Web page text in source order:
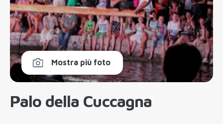
Mostra più foto
Palo della Cuccagna